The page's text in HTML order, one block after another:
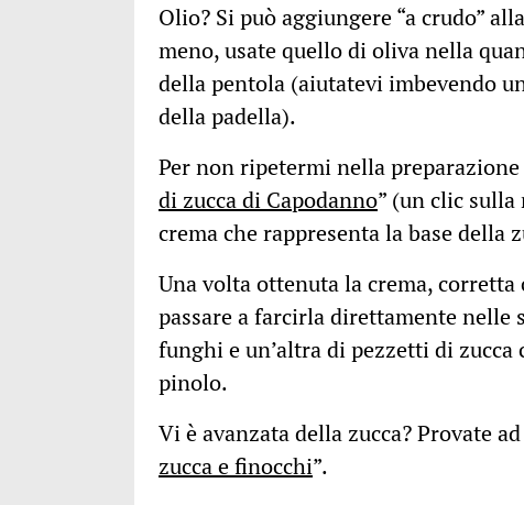
Olio? Si può aggiungere “a crudo”
meno, usate quello di oliva nella
della pentola (aiutatevi imbevendo
della padella).
Per non ripetermi nella
di zucca di Capodanno” (un clic
crema che rappresenta la base della
Una volta ottenuta la crema,
passare a farcirla direttamente nelle
funghi e un’altra di pezzetti di
pinolo.
Vi è avanzata della zucca? Provate
zucca e finocchi”.